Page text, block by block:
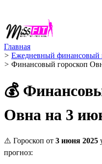
Главная
> Ежедневный финансовый
> Финансовый гороскоп
💰
Овна на 3
⚠️ Гороскоп от 3 июня 2025
прогноз: